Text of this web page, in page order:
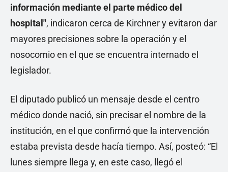
información mediante el parte médico del
hospital", indicaron cerca de Kirchner y evitaron dar
mayores precisiones sobre la operación y el
nosocomio en el que se encuentra internado el
legislador.
El diputado publicó un mensaje desde el centro
médico donde nació, sin precisar el nombre de la
institución, en el que confirmó que la intervención
estaba prevista desde hacía tiempo. Así, posteó: “El
lunes siempre llega y, en este caso, llegó el